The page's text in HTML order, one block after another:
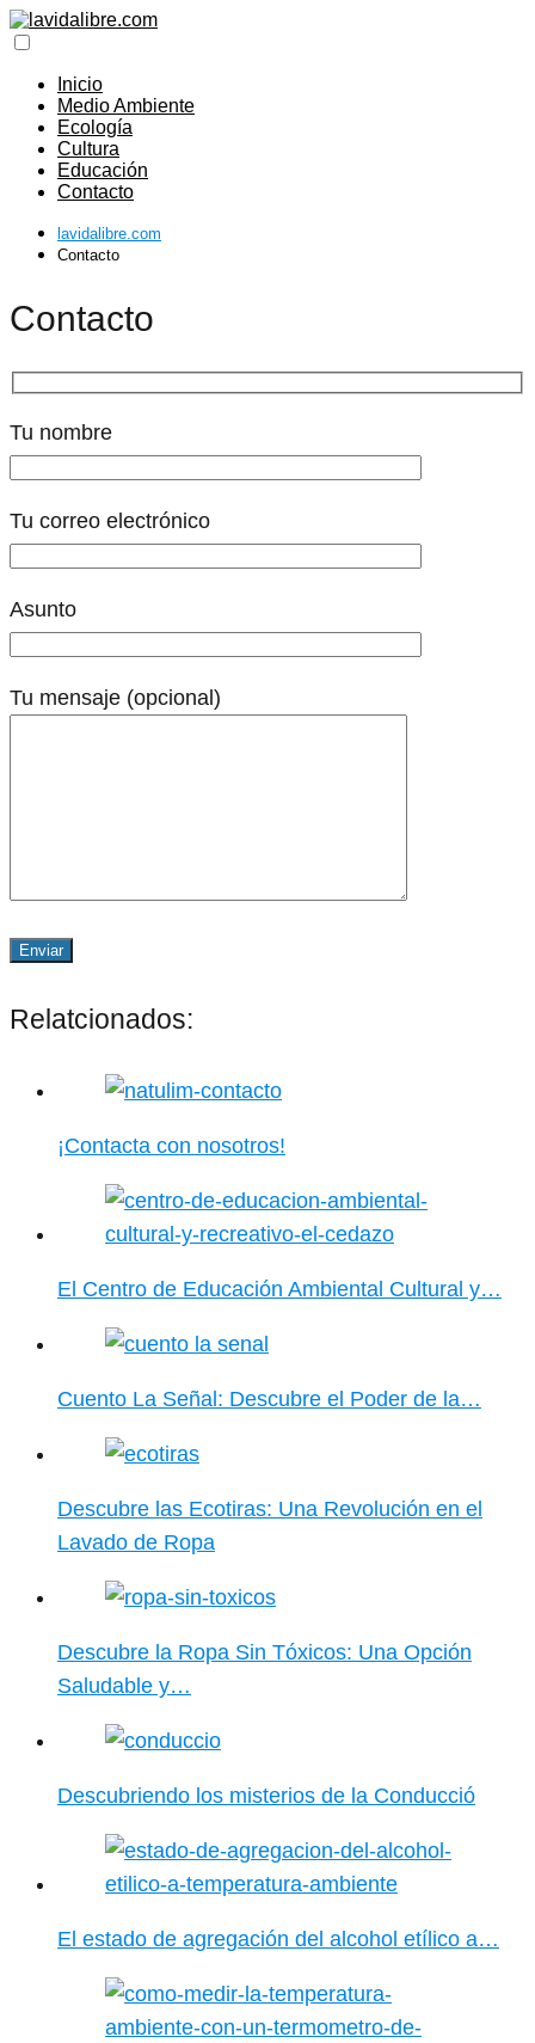
Inicio
Medio Ambiente
Ecología
Cultura
Educación
Contacto
lavidalibre.com
Contacto
Contacto
Tu nombre
Tu correo electrónico
Asunto
Tu mensaje (opcional)
Relatcionados:
¡Contacta con nosotros!
El Centro de Educación Ambiental Cultural y…
Cuento La Señal: Descubre el Poder de la…
Descubre las Ecotiras: Una Revolución en el
Lavado de Ropa
Descubre la Ropa Sin Tóxicos: Una Opción
Saludable y…
Descubriendo los misterios de la Conducció
El estado de agregación del alcohol etílico a…